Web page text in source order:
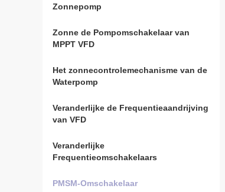
Zonnepomp
Zonne de Pompomschakelaar van
MPPT VFD
Het zonnecontrolemechanisme van de
Waterpomp
Veranderlijke de Frequentieaandrijving
van VFD
Veranderlijke
Frequentieomschakelaars
PMSM-Omschakelaar